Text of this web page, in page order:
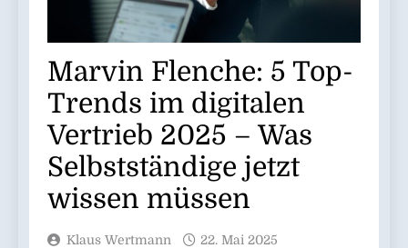
Marvin Flenche: 5 Top-
Trends im digitalen
Vertrieb 2025 – Was
Selbstständige jetzt
wissen müssen
Klaus Wertmann 22. Mai 2025